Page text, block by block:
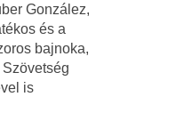
González,
és a
bajnoka,
is